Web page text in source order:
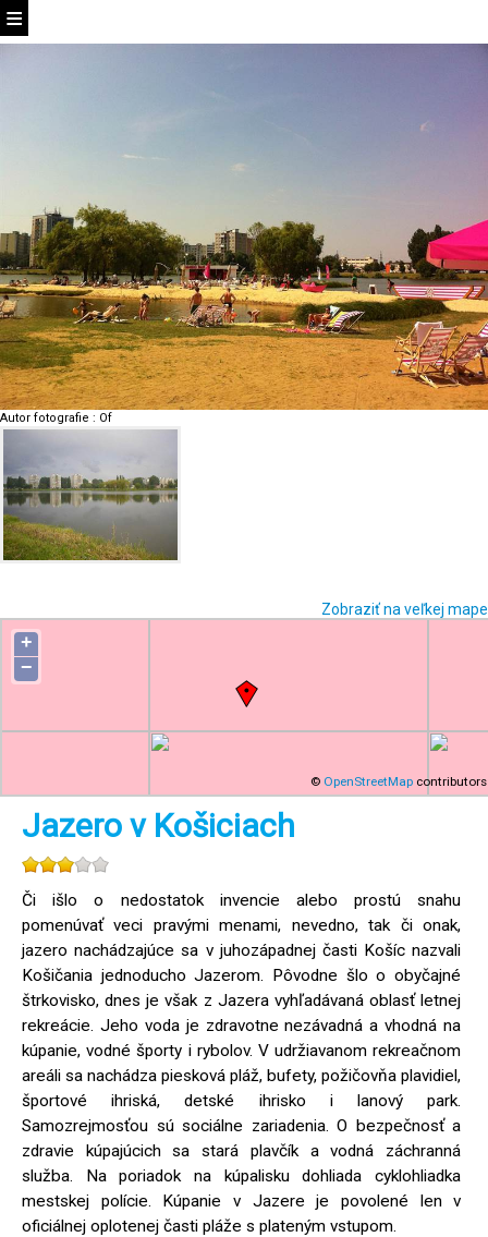
Autor fotografie : Of
Zobraziť na veľkej mape
+
−
© OpenStreetMap contributors
Jazero v Košiciach
Či išlo o nedostatok invencie alebo prostú snahu
pomenúvať veci pravými menami, nevedno, tak či onak,
jazero nachádzajúce sa v juhozápadnej časti Košíc nazvali
Košičania jednoducho Jazerom. Pôvodne šlo o obyčajné
štrkovisko, dnes je však z Jazera vyhľadávaná oblasť letnej
rekreácie. Jeho voda je zdravotne nezávadná a vhodná na
kúpanie, vodné športy i rybolov. V udržiavanom rekreačnom
areáli sa nachádza piesková pláž, bufety, požičovňa plavidiel,
športové ihriská, detské ihrisko i lanový park.
Samozrejmosťou sú sociálne zariadenia. O bezpečnosť a
zdravie kúpajúcich sa stará plavčík a vodná záchranná
služba. Na poriadok na kúpalisku dohliada cyklohliadka
mestskej polície. Kúpanie v Jazere je povolené len v
oficiálnej oplotenej časti pláže s plateným vstupom.